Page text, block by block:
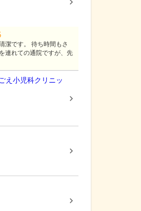
潔です。 待ち時間もさ
連れての通院ですが、先
え小児科クリニッ